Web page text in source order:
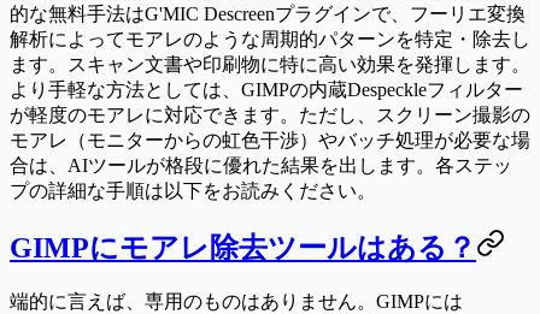
的な無料手法はG'MIC Descreenプラグインで、フーリエ変換
解析によってモアレのような周期的パターンを特定・除去し
ます。スキャン文書や印刷物に特に高い効果を発揮します。
より手軽な方法としては、GIMPの内蔵Despeckleフィルター
が軽度のモアレに対応できます。ただし、スクリーン撮影の
モアレ（モニターからの虹色干渉）やバッチ処理が必要な場
合は、AIツールが格段に優れた結果を出します。各ステッ
プの詳細な手順は以下をお読みください。
GIMPにモアレ除去ツールはある？
端的に言えば、 専用のものはありません。GIMPには